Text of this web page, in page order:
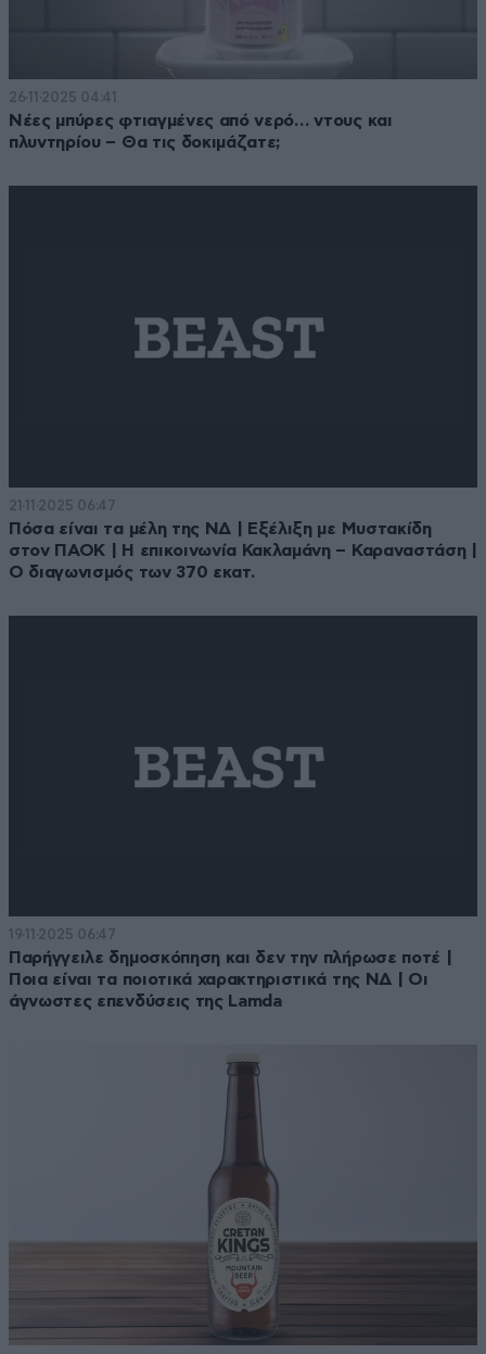
26·11·2025 04:41
Νέες μπύρες φτιαγμένες από νερό… ντους και
πλυντηρίου – Θα τις δοκιμάζατε;
21·11·2025 06:47
Πόσα είναι τα μέλη της ΝΔ | Εξέλιξη με Μυστακίδη
στον ΠΑΟΚ | Η επικοινωνία Κακλαμάνη – Καραναστάση |
Ο διαγωνισμός των 370 εκατ.
19·11·2025 06:47
Παρήγγειλε δημοσκόπηση και δεν την πλήρωσε ποτέ |
Ποια είναι τα ποιοτικά χαρακτηριστικά της ΝΔ | Οι
άγνωστες επενδύσεις της Lamda